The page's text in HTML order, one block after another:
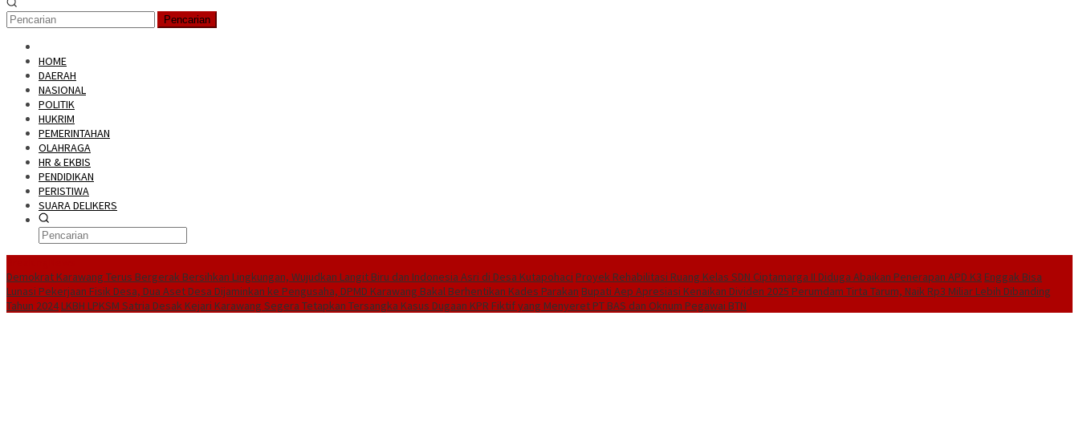
Pencarian
HOME
DAERAH
NASIONAL
POLITIK
HUKRIM
PEMERINTAHAN
OLAHRAGA
HR & EKBIS
PENDIDIKAN
PERISTIWA
SUARA DELIKERS
Demokrat Karawang Terus Bergerak Bersihkan Lingkungan, Wujudkan Langit Biru dan Indonesia Asri di Desa Kutapohaci Proyek Rehabilitasi Ruang Kelas SDN Ciptamarga II Diduga Abaikan Penerapan APD K3 Enggak Bisa
Lunasi Pekerjaan Fisik Desa, Dua Aset Desa Dijaminkan ke Pengusaha, DPMD Karawang Bakal Berhentikan Kades Parakan Bupati Aep Apresiasi Kenaikan Dividen 2025 Perumdam Tirta Tarum, Naik Rp3 Miliar Lebih Dibanding
Tahun 2024LKBH LPKSM Satria Desak Kejari Karawang Segera Tetapkan Tersangka Kasus Dugaan KPR Fiktif yang Menyeret PT BAS dan Oknum Pegawai BTN